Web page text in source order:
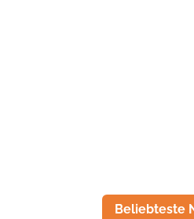
Beliebteste